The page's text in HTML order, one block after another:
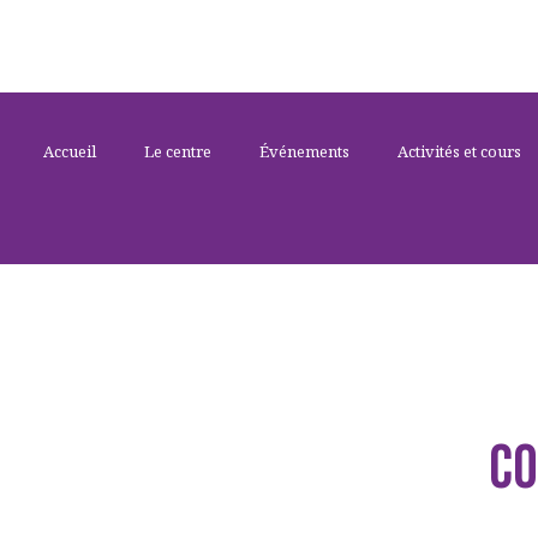
Accueil Le centre Événements Activités et cours